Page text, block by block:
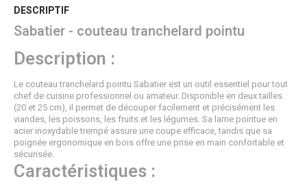
DESCRIPTIF
Sabatier - couteau tranchelard pointu
Description :
Le couteau tranchelard pointu Sabatier est un outil essentiel pour tout
chef de cuisine professionnel ou amateur. Disponible en deux tailles
(20 et 25 cm), il permet de découper facilement et précisément les
viandes, les poissons, les fruits et les légumes. Sa lame pointue en
acier inoxydable trempé assure une coupe efficace, tandis que sa
poignée ergonomique en bois offre une prise en main confortable et
sécurisée.
Caractéristiques :